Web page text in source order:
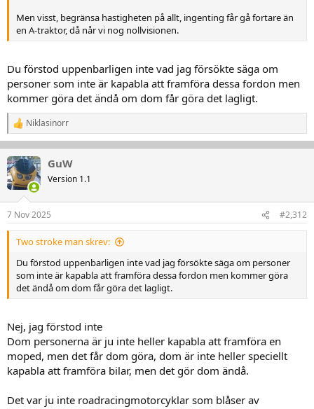
Men visst, begränsa hastigheten på allt, ingenting får gå fortare än
en A-traktor, då når vi nog nollvisionen.
Du förstod uppenbarligen inte vad jag försökte säga om
personer som inte är kapabla att framföra dessa fordon men
kommer göra det ändå om dom får göra det lagligt.
R
e
a
k
t
i
n
e
r
Niklasinorr
GuW
Version 1.1
7 Nov 2025 #2,312
Two stroke man skrev:
Du förstod uppenbarligen inte vad jag försökte säga om personer
som inte är kapabla att framföra dessa fordon men kommer göra
det ändå om dom får göra det lagligt.
Nej, jag förstod inte
Dom personerna är ju inte heller kapabla att framföra en
moped, men det får dom göra, dom är inte heller speciellt
kapabla att framföra bilar, men det gör dom ändå.
Det var ju inte roadracingmotorcyklar som blåser av